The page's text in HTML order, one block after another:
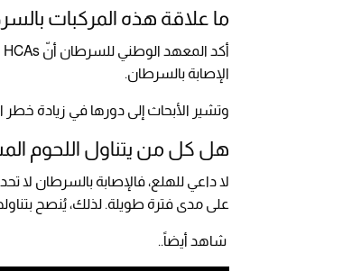
ما علاقة هذه المركبات
الإصابة بالسرطان.
وتشير الأبحاث إلى دورها في زيادة خطر
هل كل من يتناول اللحوم
لا داعي للهلع، فالإصابة بالسرطان لا
على مدى فترة طويلة. لذلك، يُنصح
شاهد أيضاً..